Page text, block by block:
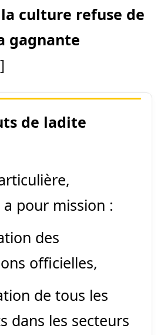
culture refuse de
gagnante
de ladite
a pour mission :
des
officielles,
de tous les
dans les secteurs